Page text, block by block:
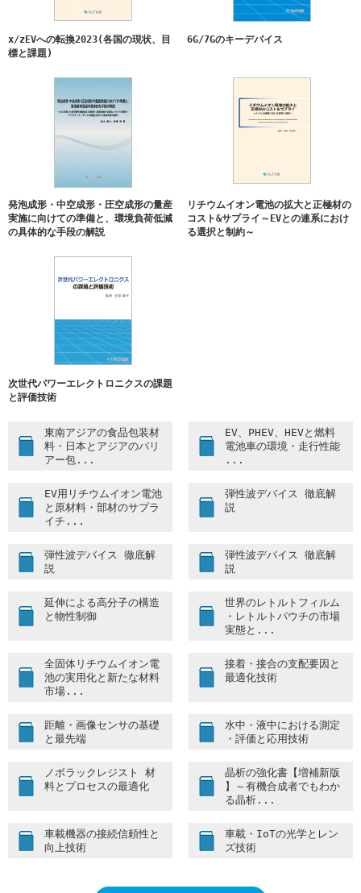
『ノボラックレジスト 材料とプロセスの最適化』発刊
2020/1/10
『晶析の強化書【増補新版】～有機合成者でもわかる
『車載機器の接続信頼性と向上技術』発刊
『車載・IoTの光学とレンズ技術』発刊
2019/9/13
『レンジアップパッケージの最新動向と成長戦略』発
刊
『空間立体表示とユーザインタフェース』発刊
2019/5/22 『LiDARの最前線』第2版発刊
2019/3/20 『LiDARの最前線』発刊
2018/11/19 『炭素繊維・炭素繊維複合材料の未来』発刊
『ミリ波応用技術 -アンテナ・回路・基板・材料-』発
刊
『困らない! マイクロ波サイエンスとエンジニアリン
グ』発刊
『日本とアジアのバリアー包装材料-実態と将来展望-』
2018/3/27
2018/1/25 受付開始『蓄熱システム/蓄熱材料の実用化技術』発刊
2018/1/10
『SiC/GaNパワーエレクトロニクス普及のポイント』発
2018/1/5 受付開始『口･鼻･耳の感覚メカニズムと応用技術』
2017/12/19
2017/12/19 受付開始『蓄熱システム/蓄熱材料の実用化技術』
ント』
2017/10/6
発刊『高付加価値化・生産性向上のための最先端食品
2017/8/28 発刊『きのこの生理機能と応用開発の展望』
2017/6/26
2016/12/09 本日発刊 『リソグラフィ技術 その40年』
御・相容化技術』
本日発刊 『ソフトアクチュエータの材料・構成・応用
2016/10/5
『世界の潤滑油/潤滑油添加剤技術と市場・規格動向
x/zEVへの転換2023(各国の現状、目
標と課題)
6G/7Gのキーデバイス
発泡成形・中空成形・圧空成形の量産
実施に向けての準備と、環境負荷低減
の具体的な手段の解説
リチウムイオン電池の拡大と正極材の
コスト&サプライ～EVとの連系におけ
る選択と制約～
次世代パワーエレクトロニクスの課題
と評価技術
東南アジアの食品包装材
料・日本とアジアのバリ
アー包...
EV、PHEV、HEVと燃料
電池車の環境・走行性能
...
EV用リチウムイオン電池
と原材料・部材のサプラ
イチ...
弾性波デバイス 徹底解
説
弾性波デバイス 徹底解
説
弾性波デバイス 徹底解
説
延伸による高分子の構造
と物性制御
世界のレトルトフィルム
・レトルトパウチの市場
実態と...
全固体リチウムイオン電
池の実用化と新たな材料
市場...
接着・接合の支配要因と
最適化技術
距離・画像センサの基礎
と最先端
水中・液中における測定
・評価と応用技術
ノボラックレジスト 材
料とプロセスの最適化
晶析の強化書【増補新版
】～有機合成者でもわか
る晶析...
車載機器の接続信頼性と
向上技術
車載・IoTの光学とレン
ズ技術